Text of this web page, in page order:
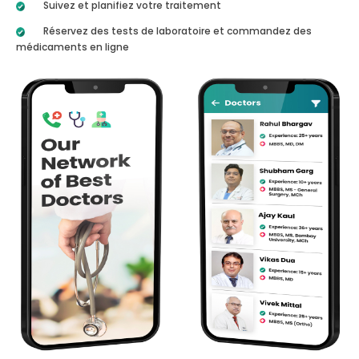
Suivez et planifiez votre traitement
Réservez des tests de laboratoire et commandez des
médicaments en ligne